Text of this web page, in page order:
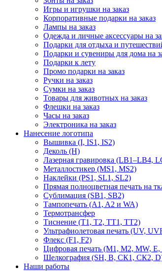
Игры и игрушки на заказ
Корпоративные подарки на заказ
Лампы на заказ
Одежда и личные аксессуары на
Подарки для отдыха и
Подарки и сувениры для дома на
Подарки к лету
Промо подарки на заказ
Ручки на заказ
Сумки на заказ
Товары для животных на заказ
Флешки на заказ
Часы на заказ
Электроника на заказ
Нанесение логотипа
Вышивка (I, IS1, IS2)
Деколь (H)
Лазерная гравировка (LB1–LB4,
Металлостикер (MS1, MS2)
Наклейки (PS1, SL1, SL2)
Прямая полноцветная печать на
Сублимация (SB1, SB2)
Тампопечать (A1, A2 и WA)
Термотрансфер
Тиснение (Т1, Т2, ТT1, ТT2)
Ультрафиолетовая печать (UV,
Флекс (F1, F2)
Цифровая печать (M1, M2, MW, E,
Шелкография (SH, В, СК1, СК2,
Наши работы